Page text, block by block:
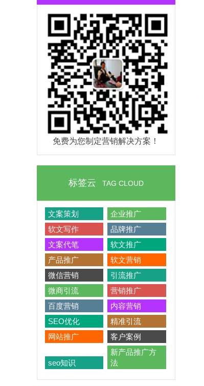
免费为您制定营销解决方案！
标签云 TAG CLOUD
文案策划
企业推广
软文写作
品牌推广
文案代笔
软文推广
产品推广
软文营销
微信营销
引流推广
微商引流
营销推广
百度营销
内容营销
SEO优化
精准引流
网站推广
客户案例
seo知识
新产品推广方
法